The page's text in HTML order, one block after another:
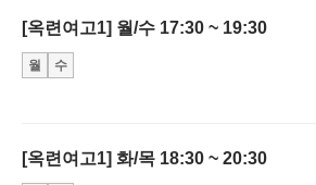
[옥련여고1] 월/수 17:30 ~ 19:30
월 수
[옥련여고1] 화/목 18:30 ~ 20:30